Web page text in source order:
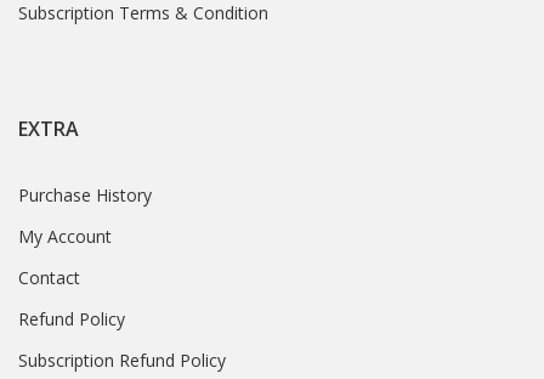
Subscription Terms & Condition
EXTRA
Purchase History
My Account
Contact
Refund Policy
Subscription Refund Policy